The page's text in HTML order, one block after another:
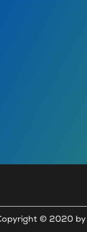
© 2020 by